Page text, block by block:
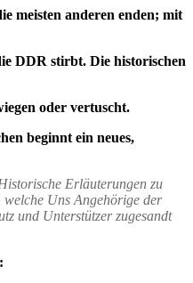
meisten anderen enden; mit
DDR stirbt. Die historischen
oder vertuscht.
beginnt ein neues,
Erläuterungen zu
welche Uns Angehörige der
und Unterstützer zugesandt